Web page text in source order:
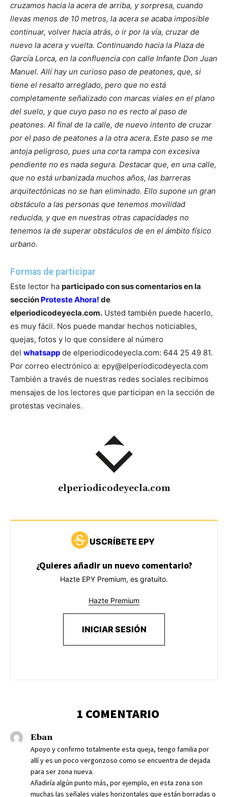
cruzamos hacia la acera de arriba, y sorpresa, cuando
llevas menos de 10 metros, la acera se acaba imposible
continuar, volver hacia atrás, o ir por la vía, cruzar de
nuevo la acera y vuelta. Continuando hacia la Plaza de
García Lorca, en la confluencia con calle Infante Don Juan
Manuel. Allí hay un curioso paso de peatones, que, si
tiene el resalto arreglado, pero que no está
completamente señalizado con marcas viales en el plano
del suelo, y que cuyo paso no es recto al paso de
peatones. Al final de la calle, de nuevo intento de cruzar
por el paso de peatones a la otra acera. Este paso se me
antoja peligroso, pues una corta rampa con excesiva
pendiente no es nada segura. Destacar que, en una calle,
que no está urbanizada muchos años, las barreras
arquitectónicas no se han eliminado. Ello supone un gran
obstáculo a las personas que tenemos movilidad
reducida, y que en nuestras otras capacidades no
tenemos la de superar obstáculos de en el ámbito físico
urbano.
Formas de participar
Este lector ha participado con sus comentarios en la
sección Proteste Ahora! de
elperiodicodeyecla.com. Usted también puede hacerlo,
es muy fácil. Nos puede mandar hechos noticiables,
quejas, fotos y lo que considere al número
del whatsapp de elperiodicodeyecla.com: 644 25 49 81.
Por correo electrónico a: epy@elperiodicodeyecla.com
También a través de nuestras redes sociales recibimos
mensajes de los lectores que participan en la sección de
protestas vecinales.
elperiodicodeyecla.com
USCRÍBETE EPY
¿Quieres añadir un nuevo comentario?
Hazte EPY Premium, es gratuito.
Hazte Premium
INICIAR SESIÓN
1 COMENTARIO
Eban
Apoyo y confirmo totalmente esta queja, tengo familia por
allí y es un poco vergonzoso como se encuentra de dejada
para ser zona nueva.
Añadiría algún punto más, por ejemplo, en esta zona son
muchas las señales viales horizontales que están borradas o